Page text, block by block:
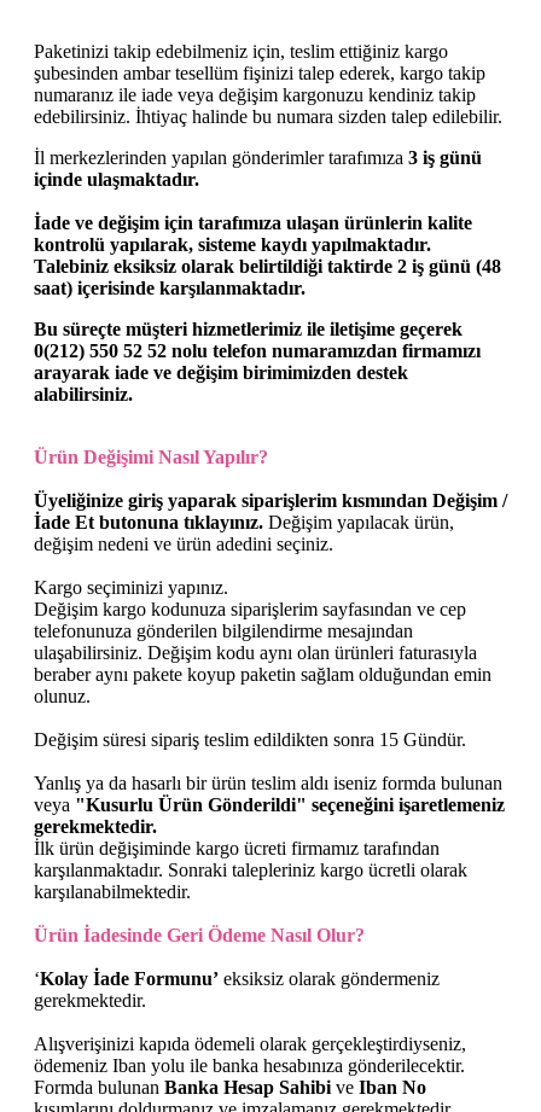
Paketinizi takip edebilmeniz için, teslim ettiğiniz kargo
şubesinden ambar tesellüm fişinizi talep ederek, kargo takip
numaranız ile iade veya değişim kargonuzu kendiniz takip
edebilirsiniz. İhtiyaç halinde bu numara sizden talep edilebilir.
İl merkezlerinden yapılan gönderimler tarafımıza 3 iş günü
içinde ulaşmaktadır.
İade ve değişim için tarafımıza ulaşan ürünlerin kalite
kontrolü yapılarak, sisteme kaydı yapılmaktadır.
Talebiniz eksiksiz olarak belirtildiği taktirde 2 iş günü (48
saat) içerisinde karşılanmaktadır.
Bu süreçte müşteri hizmetlerimiz ile iletişime geçerek
0(212) 550 52 52 nolu telefon numaramızdan firmamızı
arayarak iade ve değişim birimimizden destek
alabilirsiniz.
Ürün Değişimi Nasıl Yapılır?
Üyeliğinize giriş yaparak siparişlerim kısmından Değişim /
İade Et butonuna tıklayınız. Değişim yapılacak ürün,
değişim nedeni ve ürün adedini seçiniz.
Kargo seçiminizi yapınız.
Değişim kargo kodunuza siparişlerim sayfasından ve cep
telefonunuza gönderilen bilgilendirme mesajından
ulaşabilirsiniz. Değişim kodu aynı olan ürünleri faturasıyla
beraber aynı pakete koyup paketin sağlam olduğundan emin
olunuz.
Değişim süresi sipariş teslim edildikten sonra 15 Gündür.
Yanlış ya da hasarlı bir ürün teslim aldı iseniz formda bulunan
veya "Kusurlu Ürün Gönderildi" seçeneğini işaretlemeniz
gerekmektedir.
İlk ürün değişiminde kargo ücreti firmamız tarafından
karşılanmaktadır. Sonraki talepleriniz kargo ücretli olarak
karşılanabilmektedir.
Ürün İadesinde Geri Ödeme Nasıl Olur?
‘Kolay İade Formunu’ eksiksiz olarak göndermeniz
gerekmektedir.
Alışverişinizi kapıda ödemeli olarak gerçekleştirdiyseniz,
ödemeniz Iban yolu ile banka hesabınıza gönderilecektir.
Formda bulunan Banka Hesap Sahibi ve Iban No